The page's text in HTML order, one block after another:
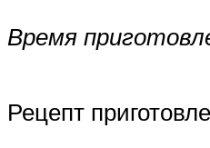
Время
Рецепт